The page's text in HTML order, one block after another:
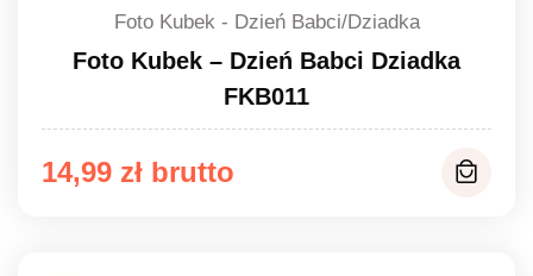
Foto Kubek - Dzień Babci/Dziadka
Foto Kubek – Dzień Babci Dziadka
FKB011
14,99 zł